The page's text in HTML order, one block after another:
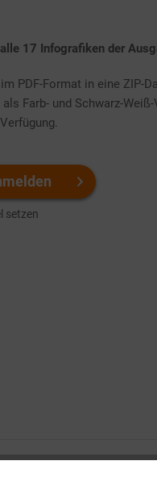
17 Infografiken der
PDF-Format in eine ZIP-
Farb- und Schwarz-
setzen